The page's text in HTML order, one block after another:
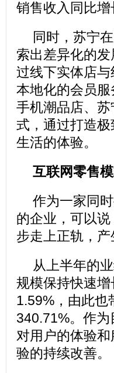
销售收入同比增
同时，苏宁
索出差异化的
过线下实体店
本地化的会员
手机潮品店、
式，通过打造
生活的体验。
互联网零售
作为一家同
的企业，可以
步走上正轨，产
从上半年的
规模保持快速
1.59%，由此也
340.71%。作
对用户的体验
验的持续改善。